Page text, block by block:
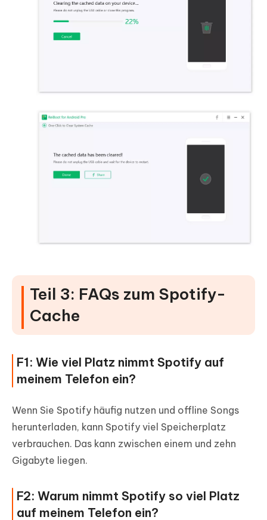
Teil 3: FAQs zum Spotify-
Cache
F1: Wie viel Platz nimmt Spotify auf
meinem Telefon ein?
Wenn Sie Spotify häufig nutzen und offline Songs
herunterladen, kann Spotify viel Speicherplatz
verbrauchen. Das kann zwischen einem und zehn
Gigabyte liegen.
F2: Warum nimmt Spotify so viel Platz
auf meinem Telefon ein?